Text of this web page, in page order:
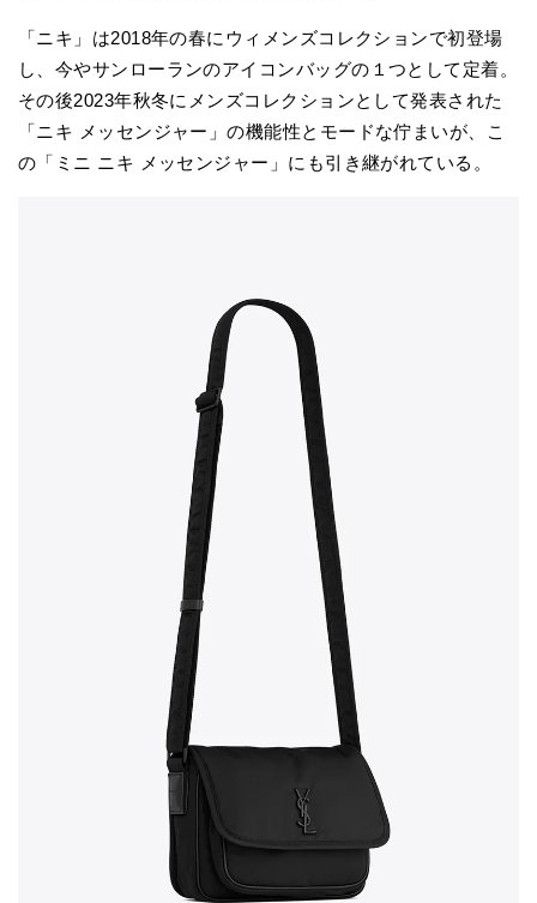
「ニキ」は2018年の春にウィメンズコレクションで初登場
し、今やサンローランのアイコンバッグの１つとして定着。
その後2023年秋冬にメンズコレクションとして発表された
「ニキ メッセンジャー」の機能性とモードな佇まいが、こ
の「ミニ ニキ メッセンジャー」にも引き継がれている。